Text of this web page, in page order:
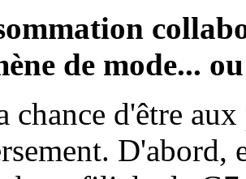
de mode...
chance d'être
D'abord,